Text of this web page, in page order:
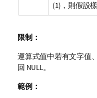
(1)，則假設
限制：
運算式值中若有文字值、
回 NULL。
範例：